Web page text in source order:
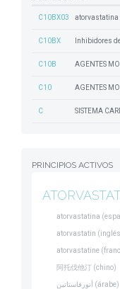
C10BX03 atorvastatina
C10BX Inhibidores
C10B AGENTES
C10 AGENTES
C SISTEMA
PRINCIPIOS ACTIVOS
atorvastatina
atorvastatin
atorvastatine
阿托伐他汀 (chino)
أتورفاستاتين (árabe)